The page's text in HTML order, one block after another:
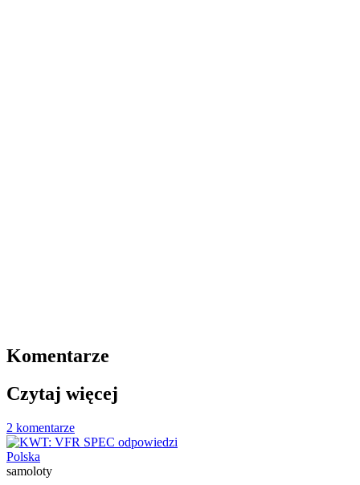
Komentarze
Czytaj więcej
2 komentarze
Polska
samoloty